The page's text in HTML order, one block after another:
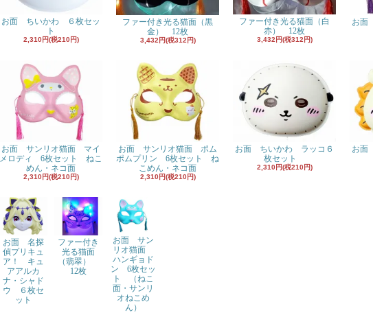
お面 ちいかわ ６枚セッ
ト
2,310円(税210円)
ファー付き光る猫面（黒
金） 12枚
3,432円(税312円)
ファー付き光る猫面（白
赤） 12枚
3,432円(税312円)
お面
お面 サンリオ猫面 マイ
メロディ 6枚セット ねこ
めん・ネコ面
2,310円(税210円)
お面 サンリオ猫面 ポム
ポムプリン 6枚セット ね
こめん・ネコ面
2,310円(税210円)
お面 ちいかわ ラッコ６
枚セット
2,310円(税210円)
お面
お面 名探
偵プリキュ
ア！ キュ
アアルカ
ナ・シャド
ウ ６枚セ
ット
ファー付き
光る猫面
（翡翠）
12枚
お面 サン
リオ猫面
ハンギョド
ン 6枚セッ
ト （ねこ
面・サンリ
オねこめ
ん）